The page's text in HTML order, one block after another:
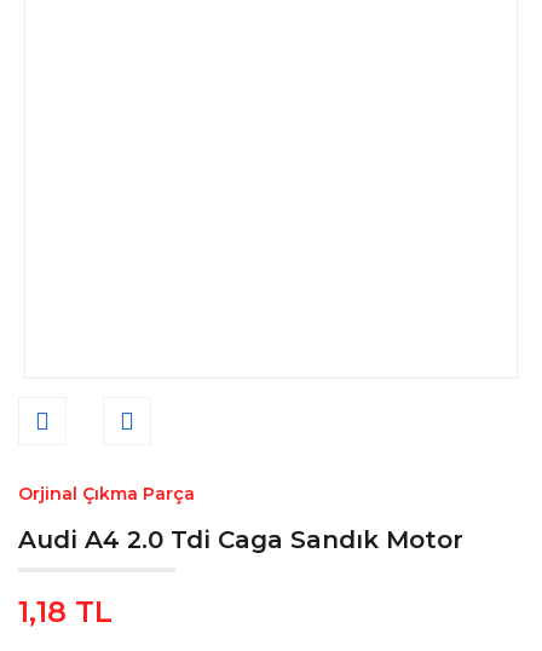
Orjinal Çıkma Parça
Audi A4 2.0 Tdi Caga Sandık Motor
1,18 TL